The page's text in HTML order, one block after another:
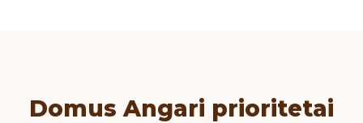
Domus Angari prioritetai